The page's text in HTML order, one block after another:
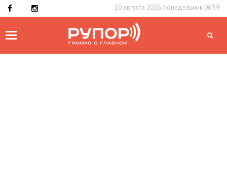
10 августа 2026, понедельник 06:59
Toggle